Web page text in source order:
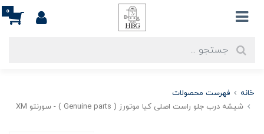
0
خانه
فهرست محصولات
شيشه درب جلو راست اصلی کیا موتورز ( Genuine parts ) - سورنتو XM